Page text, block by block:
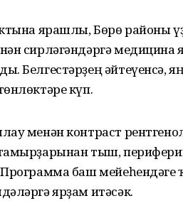
ярашлы, Бөрө районы
сирләгәндәргә медицина
Белгестәрҙең әйтеүенсә,
күп.
менән контраст
тыш,
баш
ярҙам итәсәк.